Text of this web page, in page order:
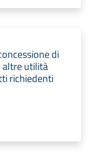
di
utilità
richiedenti